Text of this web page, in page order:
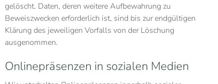
gelöscht. Daten, deren weitere Aufbewahrung zu
Beweiszwecken erforderlich ist, sind bis zur endgültigen
Klärung des jeweiligen Vorfalls von der Löschung
ausgenommen.
Onlinepräsenzen in sozialen Medien